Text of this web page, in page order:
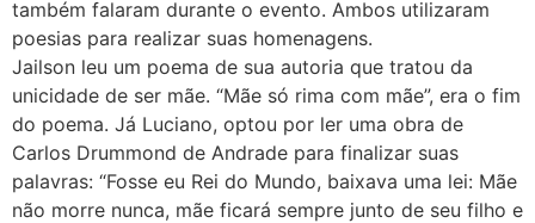
também falaram durante o evento. Ambos utilizaram
poesias para realizar suas homenagens.
Jailson leu um poema de sua autoria que tratou da
unicidade de ser mãe. “Mãe só rima com mãe”, era o fim
do poema. Já Luciano, optou por ler uma obra de
Carlos Drummond de Andrade para finalizar suas
palavras: “Fosse eu Rei do Mundo, baixava uma lei: Mãe
não morre nunca, mãe ficará sempre junto de seu filho e